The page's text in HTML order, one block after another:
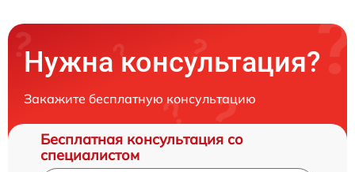
Нужна консультация?
Закажите бесплатную консультацию
Бесплатная консультация со
специалистом